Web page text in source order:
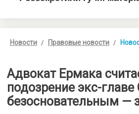
Новости Правовые новости
Адвокат Ермака
подозрение экс-
безосновательным —